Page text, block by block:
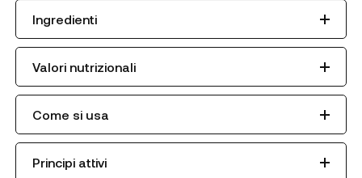
Ingredienti
Valori nutrizionali
Come si usa
Principi attivi